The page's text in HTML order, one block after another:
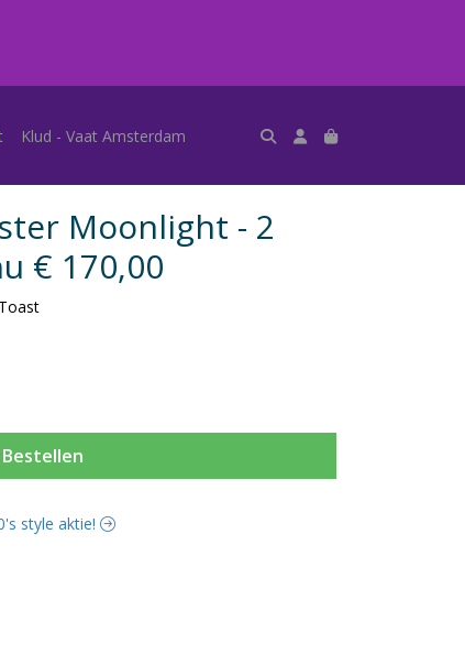
Klud - Vaat Amsterdam
Moonlight - 2
€ 170,00
Bestellen
style aktie!